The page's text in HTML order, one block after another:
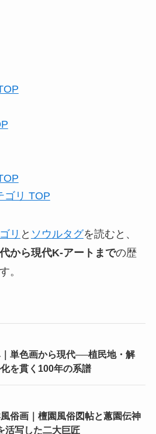
ゴリ TOP
リ と ソウルタグを読むと、
から現代K-アートまでの歴
。
単色画から現代──植民地・解
を貫く100年の系譜
俗画｜檀園風俗図帖と蕙園伝神
活写した二大巨匠